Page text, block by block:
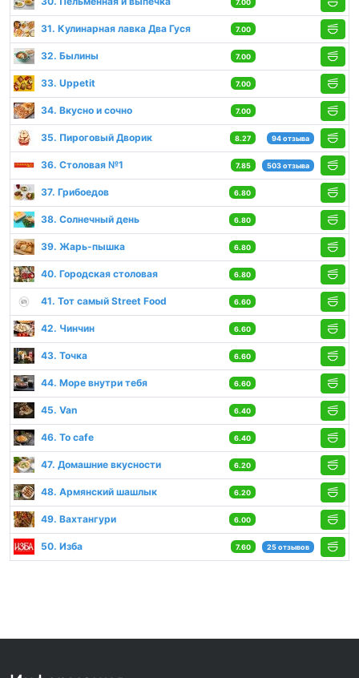
31. Кулинарная лавка Два Гуся 7.00
32. Былины 7.00
33. Uppetit 7.00
34. Вкусно и сочно 7.00
35. Пироговый Дворик 8.27 94 отзыва
36. Столовая №1 7.85 503 отзыва
37. Грибоедов 6.80
38. Солнечный день 6.80
39. Жарь-пышка 6.80
40. Городская столовая 6.80
41. Тот самый Street Food 6.60
42. Чинчин 6.60
43. Точка 6.60
44. Море внутри тебя 6.60
45. Van 6.40
46. To cafe 6.40
47. Домашние вкусности 6.20
48. Армянский шашлык 6.20
49. Вахтангури 6.00
50. Изба 7.60 25 отзывов